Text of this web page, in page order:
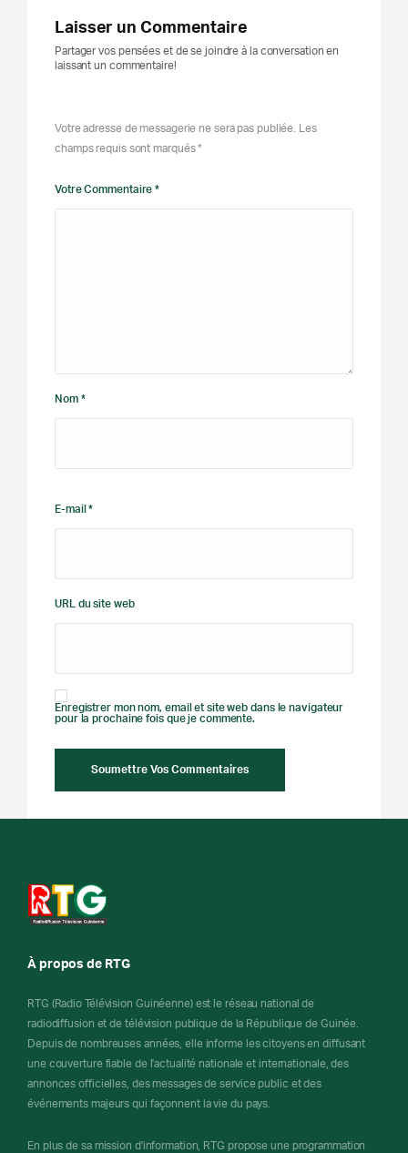
Laisser un Commentaire
Partager vos pensées et de se joindre à la conversation en
laissant un commentaire!
Votre adresse de messagerie ne sera pas publiée. Les
champs requis sont marqués *
Votre Commentaire *
Nom *
E-mail *
URL du site web
Enregistrer mon nom, email et site web dans le navigateur
pour la prochaine fois que je commente.
À propos de RTG
RTG (Radio Télévision Guinéenne) est le réseau national de
radiodiffusion et de télévision publique de la République de Guinée.
Depuis de nombreuses années, elle informe les citoyens en diffusant
une couverture fiable de l'actualité nationale et internationale, des
annonces officielles, des messages de service public et des
événements majeurs qui façonnent la vie du pays.
En plus de sa mission d'information, RTG propose une programmation